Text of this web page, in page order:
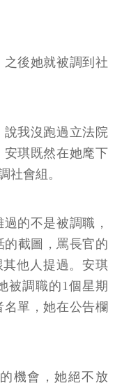
後她就被調到社
說我沒跑過立法院
琪既然在她麾下
社會組。
的不是被調職，
截圖，罵長官的
他人提過。安琪
被調職的1個星期
單，她在公告欄
機會，她絕不放